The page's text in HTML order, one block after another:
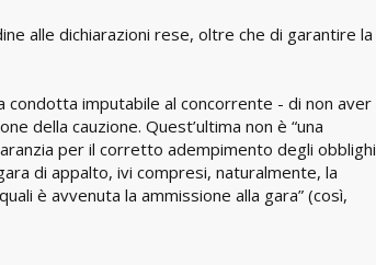
alle dichiarazioni rese, oltre che di garantire la
condotta imputabile al concorrente - di non aver
della cauzione. Quest’ultima non è “una
per il corretto adempimento degli obblighi
di appalto, ivi compresi, naturalmente, la
è avvenuta la ammissione alla gara” (così,